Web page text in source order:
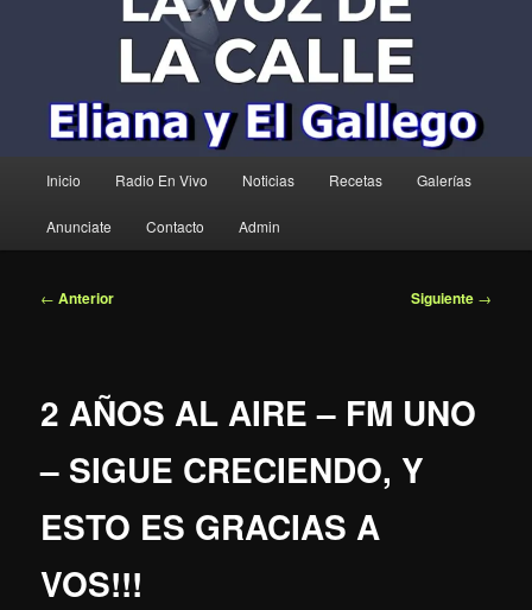
principal
Inicio Radio En Vivo Noticias Recetas Galerías
Anunciate Contacto Admin
Navegación
← Anterior Siguiente →
2 AÑOS AL AIRE – FM UNO
– SIGUE CRECIENDO, Y
ESTO ES GRACIAS A
VOS!!!